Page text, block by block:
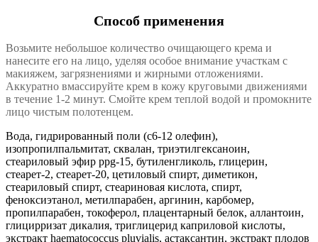
Способ применения
Возьмите небольшое количество очищающего крема и
нанесите его на лицо, уделяя особое внимание участкам с
макияжем, загрязнениями и жирными отложениями.
Аккуратно вмассируйте крем в кожу круговыми движениями
в течение 1-2 минут. Смойте крем теплой водой и промокните
лицо чистым полотенцем.
Вода, гидрированный поли (c6-12 олефин),
изопропилпальмитат, сквалан, триэтилгексаноин,
стеариловый эфир ppg-15, бутиленгликоль, глицерин,
стеарет-2, стеарет-20, цетиловый спирт, диметикон,
стеариловый спирт, стеариновая кислота, спирт,
феноксиэтанол, метилпарабен, аргинин, карбомер,
пропилпарабен, токоферол, плацентарный белок, аллантоин,
глицирризат дикалия, триглицерид каприловой кислоты,
экстракт haematococcus pluvialis, астаксантин, экстракт плодов